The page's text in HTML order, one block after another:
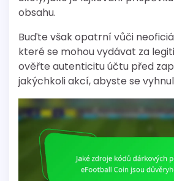
obsahu.
Buďte však opatrní vůči
které se mohou vydávat za
ověřte autenticitu účtu před
jakýchkoli akcí, abyste se